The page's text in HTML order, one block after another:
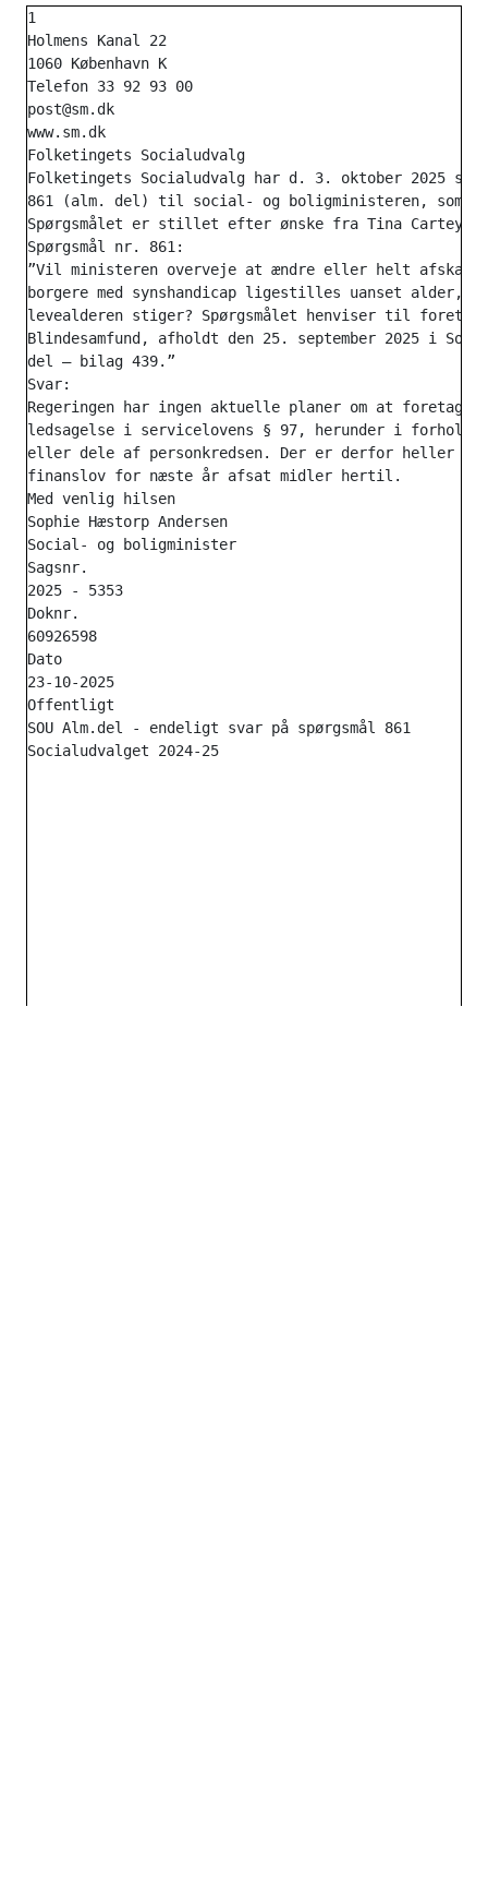
1
Holmens Kanal 22
1060 København K
Telefon 33 92 93 00
post@sm.dk
www.sm.dk
Folketingets Socialudvalg
Folketingets Socialudvalg har d. 3. oktober 2025
861 (alm. del) til social- og boligministeren, som
Spørgsmålet er stillet efter ønske fra Tina Cartey
Spørgsmål nr. 861:
”Vil ministeren overveje at ændre eller helt afskaffe
borgere med synshandicap ligestilles uanset
levealderen stiger? Spørgsmålet henviser til
Blindesamfund, afholdt den 25. september 2025 i
del – bilag 439.”
Svar:
Regeringen har ingen aktuelle planer om at foretage
ledsagelse i servicelovens § 97, herunder i forhold
eller dele af personkredsen. Der er derfor heller
finanslov for næste år afsat midler hertil.
Med venlig hilsen
Sophie Hæstorp Andersen
Social- og boligminister
Sagsnr.
2025 - 5353
Doknr.
60926598
Dato
23-10-2025
Offentligt
SOU Alm.del - endeligt svar på spørgsmål 861